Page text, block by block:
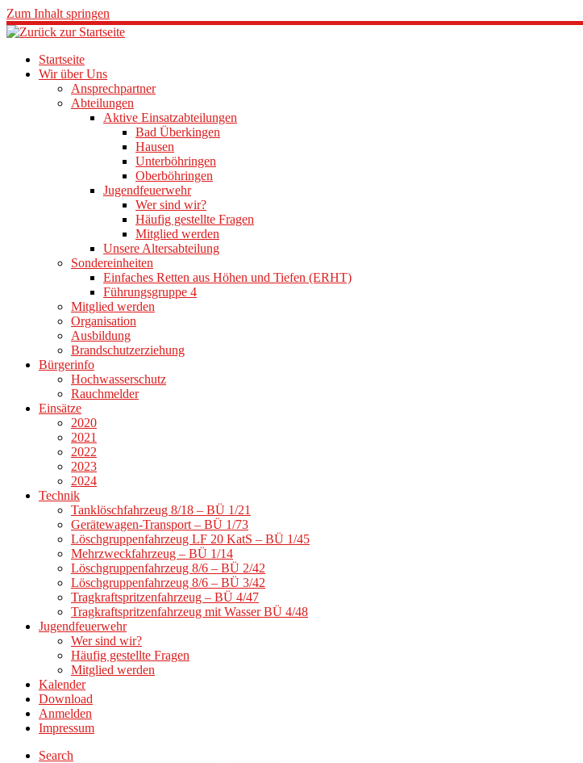
Zum Inhalt springen
Startseite
Wir über Uns
Ansprechpartner
Abteilungen
Aktive Einsatzabteilungen
Bad Überkingen
Hausen
Unterböhringen
Oberböhringen
Jugendfeuerwehr
Wer sind wir?
Häufig gestellte Fragen
Mitglied werden
Unsere Altersabteilung
Sondereinheiten
Einfaches Retten aus Höhen und Tiefen (ERHT)
Führungsgruppe 4
Mitglied werden
Organisation
Ausbildung
Brandschutzerziehung
Bürgerinfo
Hochwasserschutz
Rauchmelder
Einsätze
2020
2021
2022
2023
2024
Technik
Tanklöschfahrzeug 8/18 – BÜ 1/21
Gerätewagen-Transport – BÜ 1/73
Löschgruppenfahrzeug LF 20 KatS – BÜ 1/45
Mehrzweckfahrzeug – BÜ 1/14
Löschgruppenfahrzeug 8/6 – BÜ 2/42
Löschgruppenfahrzeug 8/6 – BÜ 3/42
Tragkraftspritzenfahrzeug – BÜ 4/47
Tragkraftspritzenfahrzeug mit Wasser BÜ 4/48
Jugendfeuerwehr
Wer sind wir?
Häufig gestellte Fragen
Mitglied werden
Kalender
Download
Anmelden
Impressum
Search